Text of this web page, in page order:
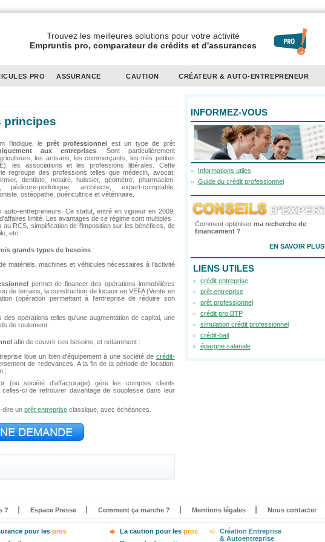
Trouvez les meilleures solutions pour votre activité
Empruntis pro, comparateur de crédits et d'assurances
PRO ASSURANCE CAUTION CRÉATEUR & AUTO-ENTREPRENEUR
INFORMEZ-VOUS
Informations utiles
Guide du crédit professionnel
Comment optimiser ma recherche de
financement ?
EN SAVOIR PLUS
LIENS UTILES
crédit entreprise
prêt entreprise
prêt professionnel
crédit pro BTP
simulation crédit professionnel
crédit-bail
épargne salariale
principes
l'indique, le prêt professionnel est un type de prêt
aux entreprises. Sont particulièrement
les artisans, les commerçants, les très petites
les associations et les professions libérales. Cette
regroupe des professions telles que médecin, avocat,
dentiste, notaire, huissier, géomètre, pharmacien,
pédicure-podologue, architecte, expert-comptable,
ostéopathe, puéricultrice et vétérinaire.
entrepreneurs. Ce statut, entré en vigueur en 2009,
limité. Les avantages de ce régime sont multiples :
RCS, simplification de l'imposition sur les bénéfices, de
etc.
grands types de besoins:
matériels, machines et véhicules nécessaires à l'activité
permet de financer des opérations immobilières
de terrains, la construction de locaux en VEFA (Vente en
(opération permettant à l'entreprise de réduire son
des opérations telles qu'une augmentation de capital, une
de roulement.
afin de couvrir ces besoins, et notamment :
loue un bien d'équipement à une société de crédit-
de redevances. A la fin de la période de location,
;
société d'affacturage) gère les comptes clients
ci de retrouver davantage de souplesse dans leur
dire un prêt entrepriseclassique, avec échéances.
? Espace Presse Comment ça marche ? Mentions légales Nous contacter
pour les pros
La caution pour les pros
Création Entreprise
& Autoentreprise